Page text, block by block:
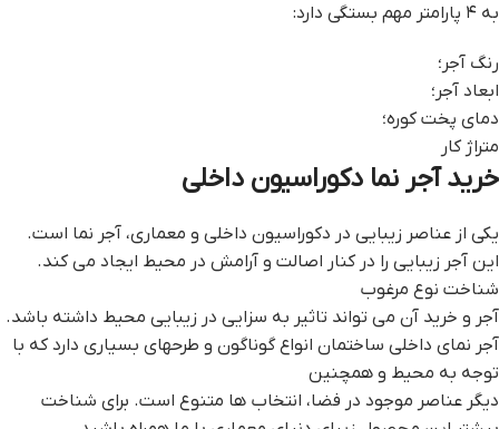
به ۴ پارامتر مهم بستگی دارد:
رنگ آجر؛
ابعاد آجر؛
دمای پخت کوره؛
متراژ کار
خرید آجر نما دکوراسیون داخلی
یکی از عناصر زیبایی در دکوراسیون داخلی و معماری، آجر نما است.
این آجر زیبایی را در کنار اصالت و آرامش در محیط ایجاد می کند.
شناخت نوع مرغوب
آجر و خرید آن می تواند تاثیر به سزایی در زیبایی محیط داشته باشد.
آجر نمای داخلی ساختمان انواع گوناگون و طرحهای بسیاری دارد که با
توجه به محیط و همچنین
دیگر عناصر موجود در فضا، انتخاب ها متنوع است. برای شناخت